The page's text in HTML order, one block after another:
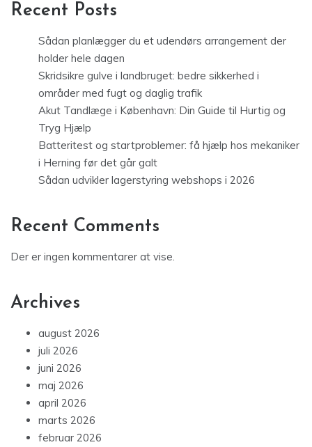
Recent Posts
Sådan planlægger du et udendørs arrangement der
holder hele dagen
Skridsikre gulve i landbruget: bedre sikkerhed i
områder med fugt og daglig trafik
Akut Tandlæge i København: Din Guide til Hurtig og
Tryg Hjælp
Batteritest og startproblemer: få hjælp hos mekaniker
i Herning før det går galt
Sådan udvikler lagerstyring webshops i 2026
Recent Comments
Der er ingen kommentarer at vise.
Archives
august 2026
juli 2026
juni 2026
maj 2026
april 2026
marts 2026
februar 2026